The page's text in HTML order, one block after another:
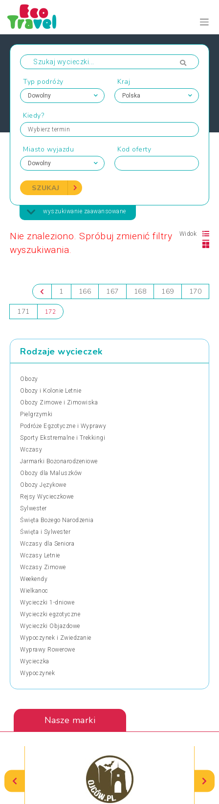
Typ podróży Kraj
Kiedy?
Wybierz termin
Miasto wyjazdu Kod oferty
SZUKAJ
wyszukiwanie zaawansowane
Nie znaleziono. Spróbuj zmienić filtry
wyszukiwania.
Widok
1 166 167 168 169 170
171 172
Rodzaje wycieczek
Obozy
Obozy i Kolonie Letnie
Obozy Zimowe i Zimowiska
Pielgrzymki
Podróże Egzotyczne i Wyprawy
Sporty Ekstremalne i Trekkingi
Wczasy
Jarmarki Bożonarodzeniowe
Obozy dla Maluszków
Obozy Językowe
Rejsy Wycieczkowe
Sylwester
Święta Bożego Narodzenia
Święta i Sylwester
Wczasy dla Seniora
Wczasy Letnie
Wczasy Zimowe
Weekendy
Wielkanoc
Wycieczki 1-dniowe
Wycieczki egzotyczne
Wycieczki Objazdowe
Wypoczynek i Zwiedzanie
Wyprawy Rowerowe
Wycieczka
Wypoczynek
Nasze marki